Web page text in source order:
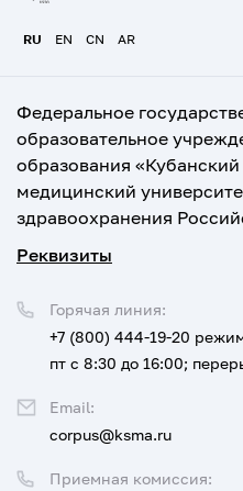
RU EN CN AR
Федеральное
образовательное
образования
медицинский
здравоохранения
Реквизиты
Приемная комиссия:
Горячая линия:
+7 (800) 444-19-20
пт с 8:30 до 16:00;
Email:
corpus@ksma.ru